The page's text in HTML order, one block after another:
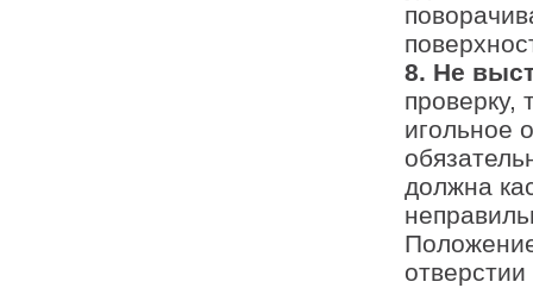
8. Не
проверку,
игольное
должна